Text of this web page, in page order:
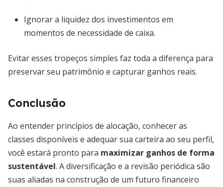
Ignorar a liquidez dos investimentos em
momentos de necessidade de caixa.
Evitar esses tropeços simples faz toda a diferença para
preservar seu patrimônio e capturar ganhos reais.
Conclusão
Ao entender princípios de alocação, conhecer as
classes disponíveis e adequar sua carteira ao seu perfil,
você estará pronto para maximizar ganhos de forma
sustentável. A diversificação e a revisão periódica são
suas aliadas na construção de um futuro financeiro